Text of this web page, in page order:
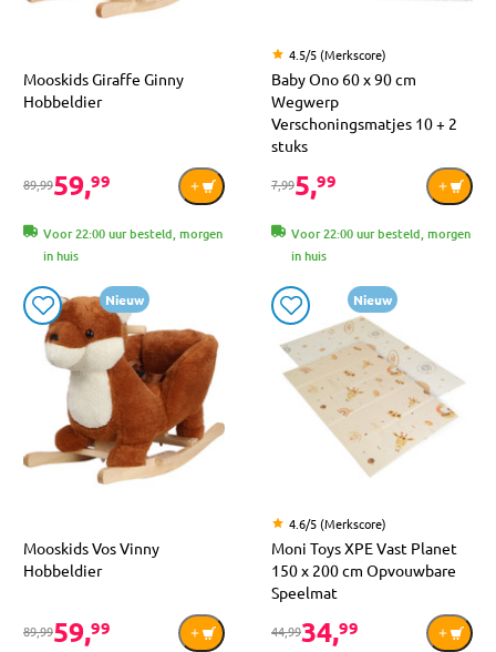
Mooskids Giraffe Ginny
Hobbeldier
89,9959,99
Voor 22:00 uur besteld, morgen
in huis
4.5/5 (Merkscore)
Baby Ono 60 x 90 cm
Wegwerp
Verschoningsmatjes 10 + 2
stuks
7,995,99
Voor 22:00 uur besteld, morgen
in huis
Nieuw
Mooskids Vos Vinny
Hobbeldier
89,9959,99
Nieuw
4.6/5 (Merkscore)
Moni Toys XPE Vast Planet
150 x 200 cm Opvouwbare
Speelmat
44,9934,99